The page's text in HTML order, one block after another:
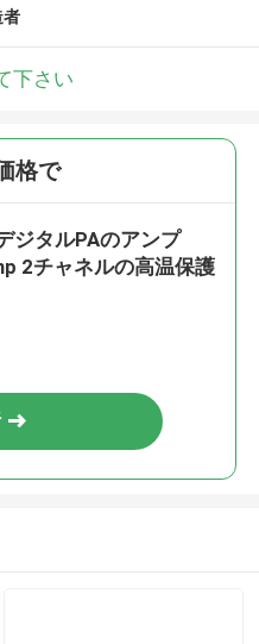
者
下さい
格で
ジタルPAのアンプ
2チャネルの高温保護